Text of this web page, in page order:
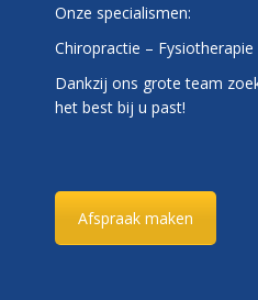
Onze specialismen:
Chiropractie – Fysiotherapie
Dankzij ons grote team
het best bij u past!
Afspraak maken